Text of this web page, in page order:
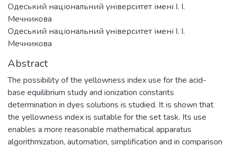
Одеський національний університет імені І. І.
Мечникова
Одеський національний університет імені І. І.
Мечникова
Abstract
The possibility of the yellowness index use for the acid-
base equilibrium study and ionization constants
determination in dyes solutions is studied. It is shown that
the yellowness index is suitable for the set task. Its use
enables a more reasonable mathematical apparatus
algorithmization, automation, simplification and in comparison